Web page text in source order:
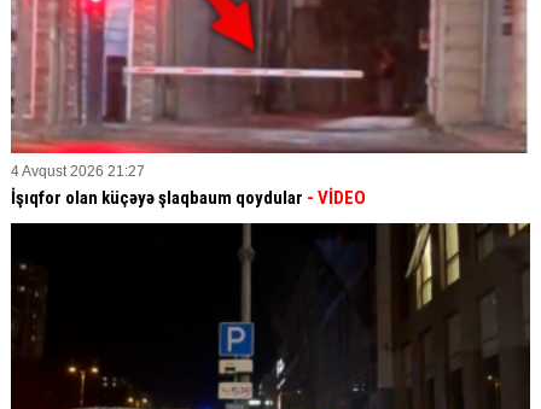
4 Avqust 2026 21:27
İşıqfor olan küçəyə şlaqbaum qoydular - VİDEO